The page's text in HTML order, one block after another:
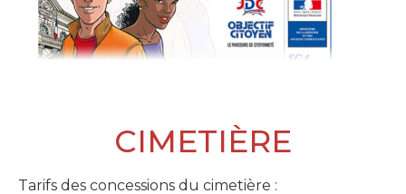
CIMETIÈRE
Tarifs des concessions du cimetière :